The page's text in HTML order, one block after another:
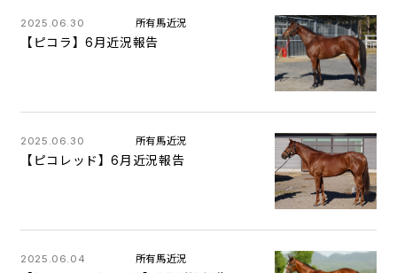
2025.06.30 所有馬近況
【ピコラ】6月近況報告
2025.06.30 所有馬近況
【ピコレッド】6月近況報告
2025.06.04 所有馬近況